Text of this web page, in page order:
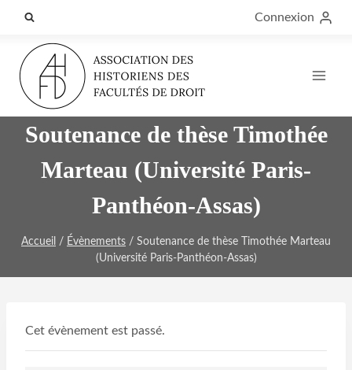
contenu
Connexion
Soutenance de thèse Timothée
Marteau (Université Paris-
Panthéon-Assas)
Accueil / Évènements / Soutenance de thèse Timothée Marteau
(Université Paris-Panthéon-Assas)
Cet évènement est passé.